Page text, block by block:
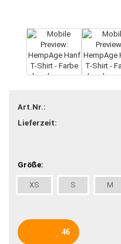
Art.Nr.:
Lieferzeit:
Größe:
XS S M
46